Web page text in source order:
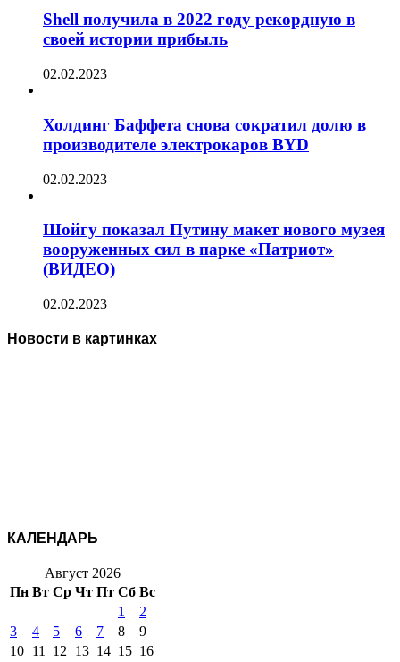
Shell получила в 2022 году рекордную в
своей истории прибыль
02.02.2023
Холдинг Баффета снова сократил долю в
производителе электрокаров BYD
02.02.2023
Шойгу показал Путину макет нового музея
вооруженных сил в парке «Патриот»
(ВИДЕО)
02.02.2023
Новости в картинках
КАЛЕНДАРЬ
Август 2026
Пн Вт Ср Чт Пт Сб Вс
1
2
3
4 5 6 7 8
9
10 11 12 13 14 15 16